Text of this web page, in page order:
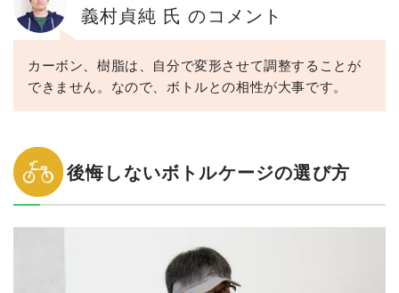
義村貞純 氏 のコメント
カーボン、樹脂は、自分で変形させて調整することが
できません。なので、ボトルとの相性が大事です。
後悔しないボトルケージの選び方